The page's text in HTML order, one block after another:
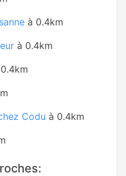
à 0.4km
à 0.4km
Codu à 0.4km